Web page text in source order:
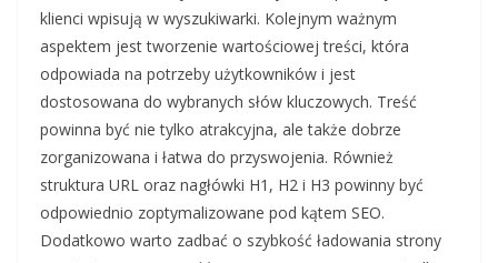
klienci wpisują w wyszukiwarki. Kolejnym ważnym
aspektem jest tworzenie wartościowej treści, która
odpowiada na potrzeby użytkowników i jest
dostosowana do wybranych słów kluczowych. Treść
powinna być nie tylko atrakcyjna, ale także dobrze
zorganizowana i łatwa do przyswojenia. Również
struktura URL oraz nagłówki H1, H2 i H3 powinny być
odpowiednio zoptymalizowane pod kątem SEO.
Dodatkowo warto zadbać o szybkość ładowania strony